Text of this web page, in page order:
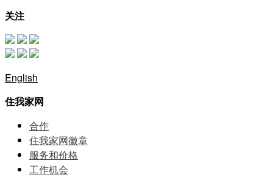
关注
English
住我家网
合作
住我家网徽章
服务和价格
⼯作机会